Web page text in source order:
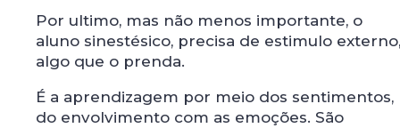
Por ultimo, mas não menos importante, o
aluno sinestésico, precisa de estimulo externo,
algo que o prenda.
É a aprendizagem por meio dos sentimentos,
do envolvimento com as emoções. São